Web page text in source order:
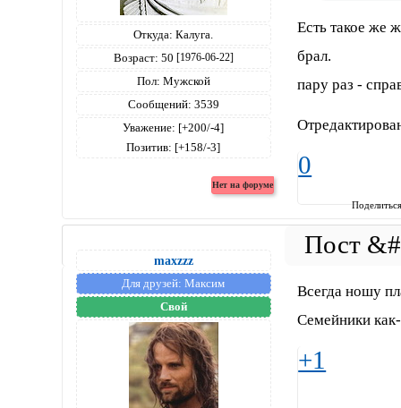
Откуда: Калуга.
Возраст: 50 [1976-06-22]
Пол: Мужской
Сообщений: 3539
Уважение: [+200/-4]
Позитив: [+158/-3]
Есть такое же
брал.
пару раз -
0
maxzzz
Для друзей: Максим
Свой
Всегда ношу
Семейники
+1